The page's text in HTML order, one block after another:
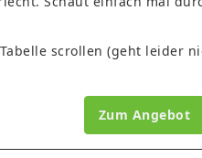
scrollen (geht leider
Zum Angebot